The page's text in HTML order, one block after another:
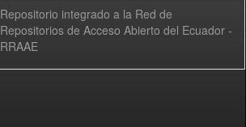
Repositorio integrado a la Red de
Repositorios de Acceso Abierto del Ecuador -
RRAAE